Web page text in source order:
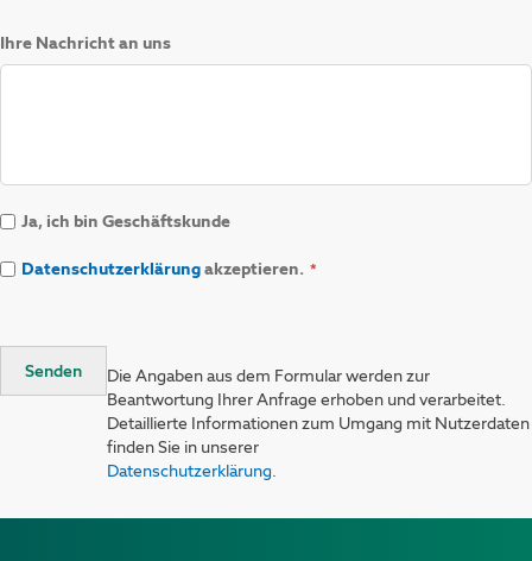
Ihre Nachricht an uns
Ja, ich bin Geschäftskunde
Datenschutzerklärungakzeptieren.
Senden
Die Angaben aus dem Formular werden zur
Beantwortung Ihrer Anfrage erhoben und verarbeitet.
Detaillierte Informationen zum Umgang mit Nutzerdaten
finden Sie in unserer
Datenschutzerklärung.